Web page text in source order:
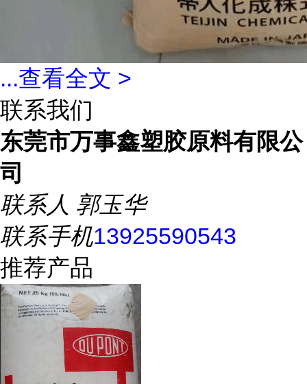
...查看全文 >
联系我们
东莞市万事鑫塑胶原料有限公
司
联系人 郭玉华
联系手机13925590543
推荐产品